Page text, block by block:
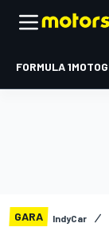
FORMULA 1
GARA IndyCar